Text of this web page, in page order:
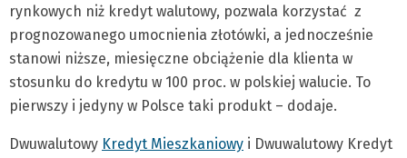
rynkowych niż kredyt walutowy, pozwala korzystać z
prognozowanego umocnienia złotówki, a jednocześnie
stanowi niższe, miesięczne obciążenie dla klienta w
stosunku do kredytu w 100 proc. w polskiej walucie. To
pierwszy i jedyny w Polsce taki produkt – dodaje.
Dwuwalutowy Kredyt Mieszkaniowy i Dwuwalutowy Kredyt